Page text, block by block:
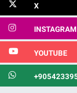
X
INSTAGRAM
YOUTUBE